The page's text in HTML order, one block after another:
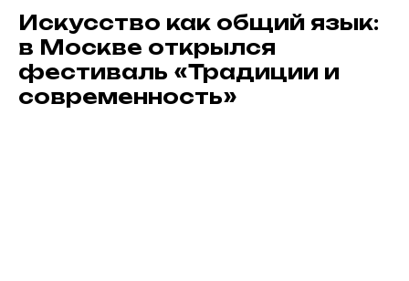
Искусство как общий язык:
в Москве открылся
фестиваль «Традиции и
современность»